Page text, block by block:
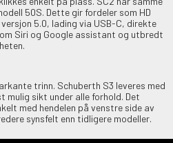
50S. Dette gir fordeler som HD
5.0, lading via USB-C, direkte
Siri og Google assistant og utbredt
trinn. Schuberth S3 leveres med
mulig sikt under alle forhold. Det
med hendelen på venstre side av
synsfelt enn tidligere modeller.